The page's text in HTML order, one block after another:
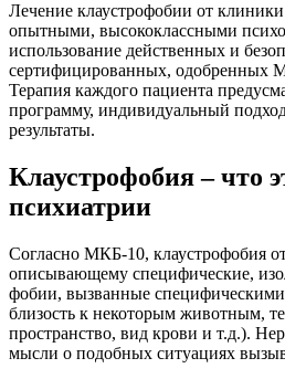
Лечение клаустрофобии от
опытными, высококлассными
использование действенных и
сертифицированных, одобренных
Терапия каждого пациента
программу, индивидуальный
результаты.
Клаустрофобия – что
психиатрии
Согласно МКБ-10, клаустрофобия
описывающему специфические,
фобии, вызванные
близость к некоторым животным,
пространство, вид крови и т.д.).
мысли о подобных ситуациях